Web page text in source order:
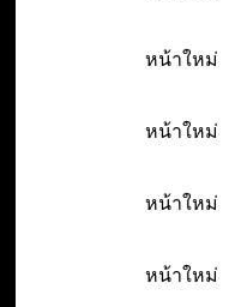
หน้าใหม่
หน้าใหม่
หน้าใหม่
หน้าใหม่